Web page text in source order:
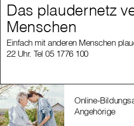
Das plaudernetz
Menschen
Einfach mit anderen Menschen
22 Uhr. Tel 05 1776 100
Das plaudernetz
Menschen
Einfach mit anderen Menschen
22 Uhr. Tel 05 1776 100
Online-
Angehörige